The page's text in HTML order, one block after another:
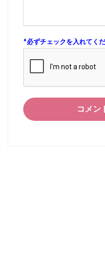
*必ずチェックを入れてく
コメン